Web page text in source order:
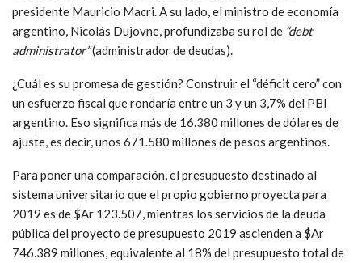
presidente Mauricio Macri. A su lado, el ministro de economía
argentino, Nicolás Dujovne, profundizaba su rol de “debt
administrator”(administrador de deudas).
¿Cuál es su promesa de gestión? Construir el “déficit cero” con
un esfuerzo fiscal que rondaría entre un 3 y un 3,7% del PBI
argentino. Eso significa más de 16.380 millones de dólares de
ajuste, es decir, unos 671.580 millones de pesos argentinos.
Para poner una comparación, el presupuesto destinado al
sistema universitario que el propio gobierno proyecta para
2019 es de $Ar 123.507, mientras los servicios de la deuda
pública del proyecto de presupuesto 2019 ascienden a $Ar
746.389 millones, equivalente al 18% del presupuesto total de